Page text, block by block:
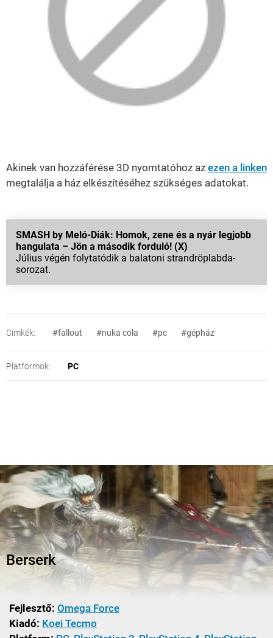
Akinek van hozzáférése 3D nyomtatóhoz az ezen a linken
megtalálja a ház elkészítéséhez szükséges adatokat.
SMASH by Meló-Diák: Homok, zene és a nyár legjobb
hangulata – Jön a második forduló! (X)
Július végén folytatódik a balatoni strandröplabda-
sorozat.
Címkék: #fallout #nuka cola #pc #gépház
Platformok: PC
Berserk
Fejlesztő: Omega Force
Kiadó: Koei Tecmo